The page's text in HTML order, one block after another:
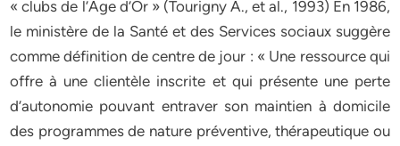
« clubs de l’Age d’Or » (Tourigny A., et al., 1993) En 1986,
le ministère de la Santé et des Services sociaux suggère
comme définition de centre de jour : « Une ressource qui
offre à une clientèle inscrite et qui présente une perte
d’autonomie pouvant entraver son maintien à domicile
des programmes de nature préventive, thérapeutique ou